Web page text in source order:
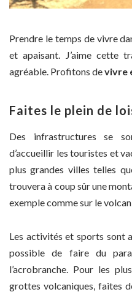
Prendre le temps de vivre
et apaisant. J’aime cette
agréable. Profitons devivre
Faites le plein de
Des infrastructures se
d’accueillir les touristes et
plus grandes villes telles
trouvera à coup sûr une
exemple comme sur le
Les activités et sports sont
possible de faire du
l’acrobranche. Pour les
grottes volcaniques, faites